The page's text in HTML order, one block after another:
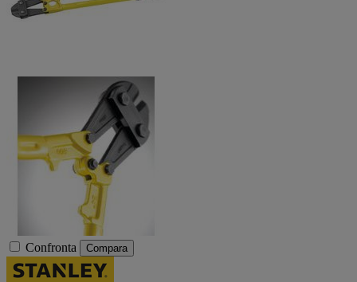
Confronta Compara